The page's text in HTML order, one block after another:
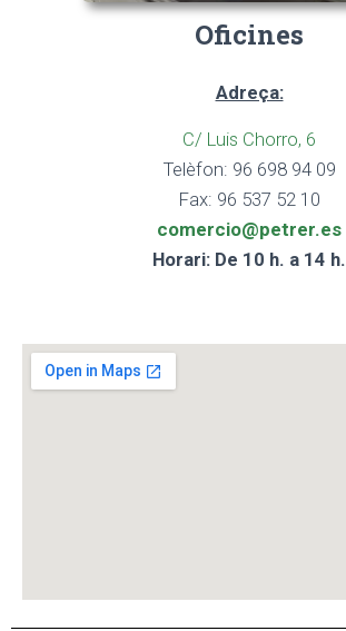
Oficines
Adreça:
C/ Luis Chorro, 6
Telèfon: 96 698 94 09
Fax: 96 537 52 10
comercio@petrer.es
Horari: De 10 h. a 14 h.